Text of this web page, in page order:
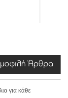
Άρθρα
για κάθε